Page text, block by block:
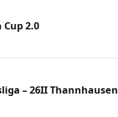
2.0
– 26II Thannhausen